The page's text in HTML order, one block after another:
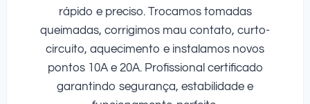
rápido e preciso. Trocamos tomadas
queimadas, corrigimos mau contato, curto-
circuito, aquecimento e instalamos novos
pontos 10A e 20A. Profissional certificado
garantindo segurança, estabilidade e